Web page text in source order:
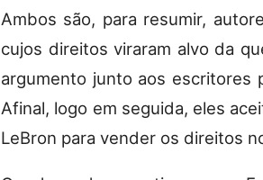
Ambos são, para resumir,
cujos direitos viraram alvo da
argumento junto aos escritores
Afinal, logo em seguida, eles
LeBron para vender os direitos